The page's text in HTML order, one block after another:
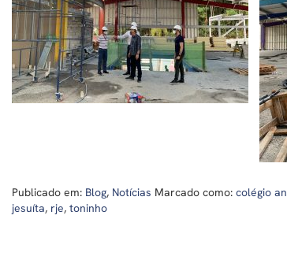
Publicado em: Blog, Notícias Marcado como: colégio
jesuíta, rje, toninho